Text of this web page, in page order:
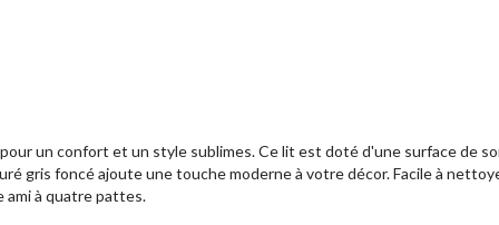
un confort et un style sublimes. Ce lit est doté d'une surface de
gris foncé ajoute une touche moderne à votre décor. Facile à
ami à quatre pattes.